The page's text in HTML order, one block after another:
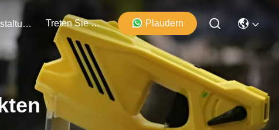
Veranstaltungen Treten Sie Mit Uns In Verbindung Plaudern